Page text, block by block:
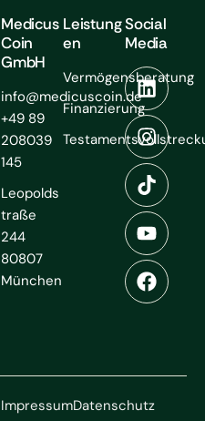
Medicus
Coin
GmbH
info@medicuscoin.de
+49 89
208039
145
Leopolds
traße
244
80807
München
Leistung
en
Vermögensberatung
Finanzierung
Social
Media
ImpressumDatenschutz